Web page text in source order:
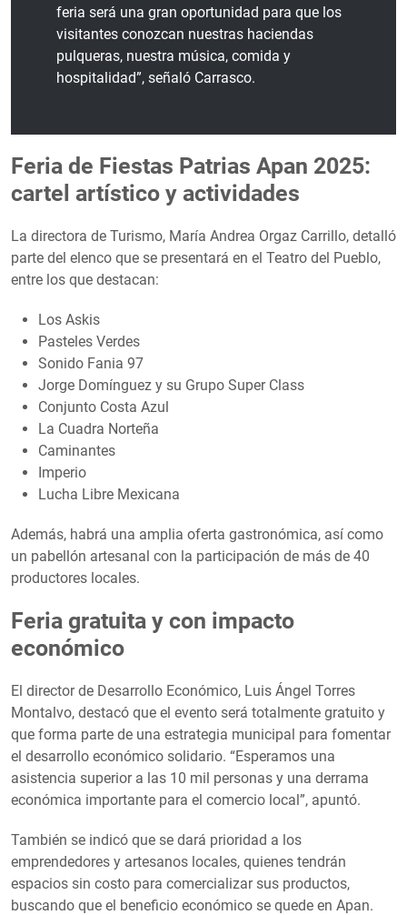
feria será una gran oportunidad para que los
visitantes conozcan nuestras haciendas
pulqueras, nuestra música, comida y
hospitalidad”, señaló Carrasco.
Feria de Fiestas Patrias Apan 2025:
cartel artístico y actividades
La directora de Turismo, María Andrea Orgaz Carrillo, detalló
parte del elenco que se presentará en el Teatro del Pueblo,
entre los que destacan:
Los Askis
Pasteles Verdes
Sonido Fania 97
Jorge Domínguez y su Grupo Super Class
Conjunto Costa Azul
La Cuadra Norteña
Caminantes
Imperio
Lucha Libre Mexicana
Además, habrá una amplia oferta gastronómica, así como
un pabellón artesanal con la participación de más de 40
productores locales.
Feria gratuita y con impacto
económico
El director de Desarrollo Económico, Luis Ángel Torres
Montalvo, destacó que el evento será totalmente gratuito y
que forma parte de una estrategia municipal para fomentar
el desarrollo económico solidario. “Esperamos una
asistencia superior a las 10 mil personas y una derrama
económica importante para el comercio local”, apuntó.
También se indicó que se dará prioridad a los
emprendedores y artesanos locales, quienes tendrán
espacios sin costo para comercializar sus productos,
buscando que el beneficio económico se quede en Apan.